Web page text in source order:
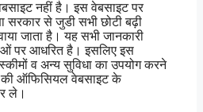
नहीं है। इस वेबसाइट पर
सरकार से जुडी सभी छोटी बढ़ी
जाता है। यह सभी जानकारी
पर आधरित है। इसलिए इस
व अन्य सुविधा का उपयोग करने
ऑफिसियल वेबसाइट के
ले।